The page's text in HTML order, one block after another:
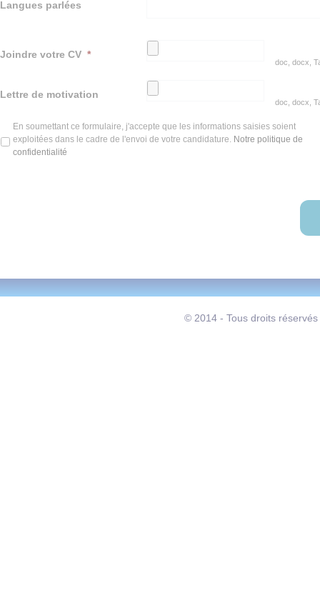
Langues parlées
Joindre votre CV *
doc, docx,
Lettre de motivation
doc, docx,
En soumettant ce formulaire, j'accepte que les informations saisies soient
exploitées dans le cadre de l'envoi de votre candidature. Notre politique de
confidentialité
© 2014 - Tous droits